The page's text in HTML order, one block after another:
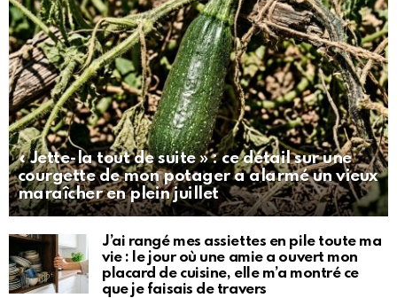
« Jette-la tout de suite » : ce détail sur une
courgette de mon potager a alarmé un vieux
maraîcher en plein juillet
J’ai rangé mes assiettes en pile toute ma
vie : le jour où une amie a ouvert mon
placard de cuisine, elle m’a montré ce
que je faisais de travers